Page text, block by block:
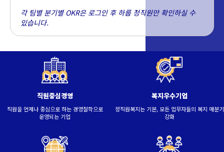
각 팀별 분기별 OKR은 로그인 후 하룹 정직원만 확인하실 수
있습니다.
직원중심경영
직원을 언제나 중심으로 하는 경영철학으로
운영되는 기업
복지우수기업
정직원복지는 기본, 모든 업무자들의 복지 매분기
강화